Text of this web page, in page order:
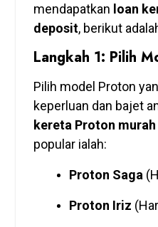
mendapatkan loan
deposit, berikut
Langkah 1: Pilih
Pilih model Proton
keperluan dan bajet
kereta Proton
popular ialah:
Proton Saga
Proton Iriz